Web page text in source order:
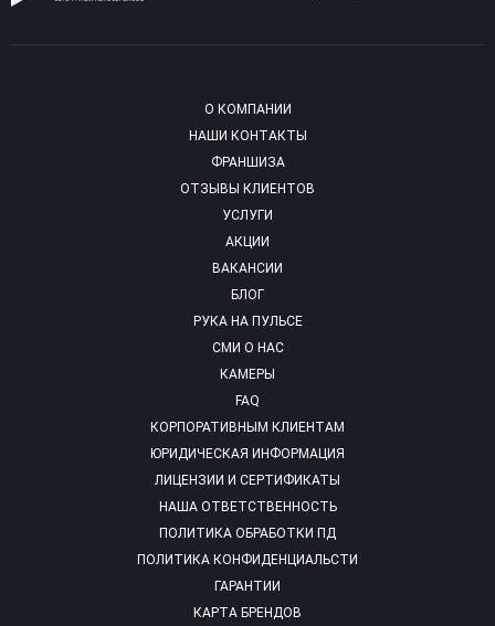
О КОМПАНИИ
НАШИ КОНТАКТЫ
ФРАНШИЗА
ОТЗЫВЫ КЛИЕНТОВ
УСЛУГИ
АКЦИИ
ВАКАНСИИ
БЛОГ
РУКА НА ПУЛЬСЕ
СМИ О НАС
КАМЕРЫ
FAQ
КОРПОРАТИВНЫМ КЛИЕНТАМ
ЮРИДИЧЕСКАЯ ИНФОРМАЦИЯ
ЛИЦЕНЗИИ И СЕРТИФИКАТЫ
НАША ОТВЕТСТВЕННОСТЬ
ПОЛИТИКА ОБРАБОТКИ ПД
ПОЛИТИКА КОНФИДЕНЦИАЛЬСТИ
ГАРАНТИИ
КАРТА БРЕНДОВ